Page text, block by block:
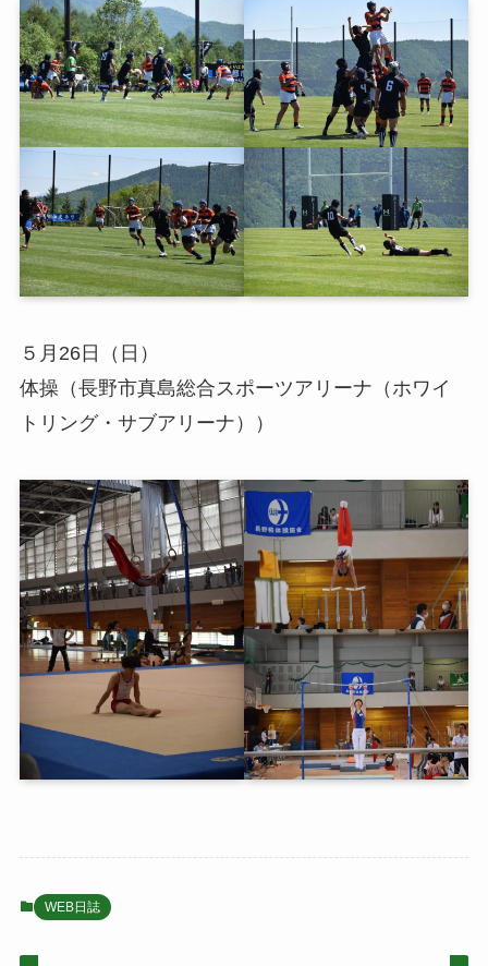
５月26日（日）
体操（長野市真島総合スポーツアリーナ（ホワイ
トリング・サブアリーナ））
WEB日誌